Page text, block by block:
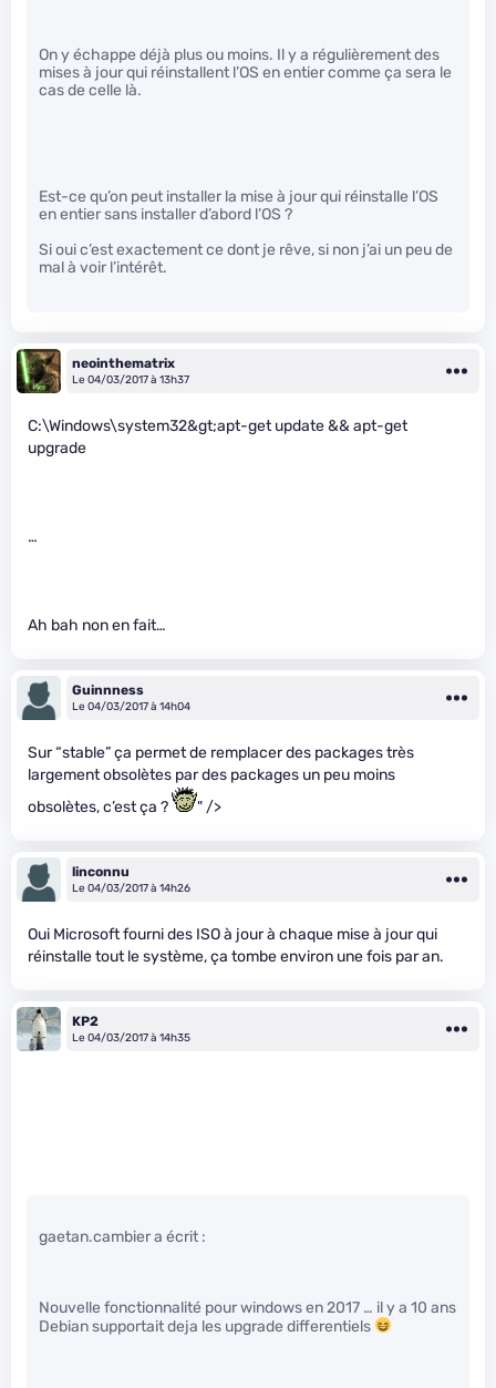
On y échappe déjà plus ou moins. Il y a régulièrement des
mises à jour qui réinstallent l’OS en entier comme ça sera le
cas de celle là.
Est-ce qu’on peut installer la mise à jour qui réinstalle l’OS
en entier sans installer d’abord l’OS ?
Si oui c’est exactement ce dont je rêve, si non j’ai un peu de
mal à voir l’intérêt.
neointhematrix
Le 04/03/2017 à 13h37
C:\Windows\system32&gt;apt-get update && apt-get
upgrade
…
Ah bah non en fait…
Guinnness
Le 04/03/2017 à 14h04
Sur “stable” ça permet de remplacer des packages très
largement obsolètes par des packages un peu moins
obsolètes, c’est ça ?
" />
linconnu
Le 04/03/2017 à 14h26
Oui Microsoft fourni des ISO à jour à chaque mise à jour qui
réinstalle tout le système, ça tombe environ une fois par an.
KP2
Le 04/03/2017 à 14h35
gaetan.cambier a écrit :
Nouvelle fonctionnalité pour windows en 2017 … il y a 10 ans
Debian supportait deja les upgrade differentiels